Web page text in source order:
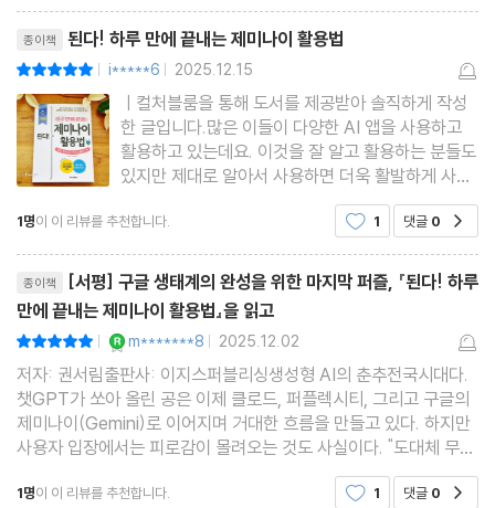
__번거로운 여행 계획도 제미나이로 뚝딱! ? 항공편 검색, 호텔, 지
도
[AI 활용 능력 점검 02] AI의 원리를 설명하는 발표 준비하기
둘째마당 | 업무와 일상에서 제대로 활용하기
03 회사 칼퇴를 부르는 제미나이 활용법
03-1 시간 잡아먹는 단순 업무, 제미나이에게 맡기기
__상황에 적합한 이메일 작성하기
__외국어 문서를 한국어로 번역하기
__한국어를 외국어로 번역하기
__필수 정보가 담긴 공지 안내문 작성하기
__회의 자료 준비하기
__제한 시간을 맞춘 발표 시나리오 준비하기
종이책 된다! 하루 만에 끝내는 제미나이 활용법
| i*****6 | 2025.12.15
ㅣ컬처블룸을 통해 도서를 제공받아 솔직하게 작성
한 글입니다.많은 이들이 다양한 AI 앱을 사용하고
활용하고 있는데요. 이것을 잘 알고 활용하는 분들도
있지만 제대로 알아서 사용하면 더욱 활발하게 사용
할 수 있는데 알지 못해서 못하는 경우도 있거든요.
그래서 제대로 좀 배우고 싶다는 생각이 들었는데 된
울 수 있겠더라고요.
1명이 이 리뷰를 추천합니다. 1 댓글 0
종이책
[서평] 구글 생태계의 완성을 위한 마지막 퍼즐, 『된다! 하루
만에 끝내는 제미나이 활용법』을 읽고
| m*******8 | 2025.12.02
저자: 권서림출판사: 이지스퍼블리싱생성형 AI의 춘추전국시대다.
챗GPT가 쏘아 올린 공은 이제 클로드, 퍼플렉시티, 그리고 구글의
제미나이(Gemini)로 이어지며 거대한 흐름을 만들고 있다. 하지만
사용자 입장에서는 피로감이 몰려오는 것도 사실이다. "도대체 무엇
을 써야 하며, 어떻게 써야 내 업무에 도움이 될까?"라는 질문 앞에
서 망설이는 이들에게, 권서림 저자의 신간 『된다!
1명이 이 리뷰를 추천합니다. 1 댓글 0